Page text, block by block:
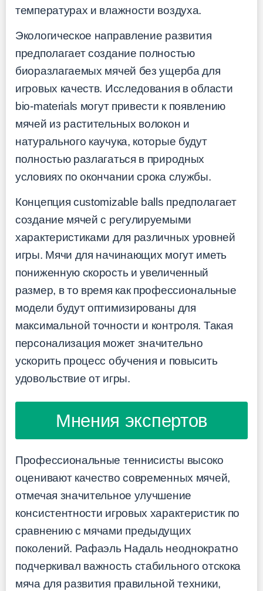
температурах и влажности воздуха.
Экологическое направление развития
предполагает создание полностью
биоразлагаемых мячей без ущерба для
игровых качеств. Исследования в области
bio-materials могут привести к появлению
мячей из растительных волокон и
натурального каучука, которые будут
полностью разлагаться в природных
условиях по окончании срока службы.
Концепция customizable balls предполагает
создание мячей с регулируемыми
характеристиками для различных уровней
игры. Мячи для начинающих могут иметь
пониженную скорость и увеличенный
размер, в то время как профессиональные
модели будут оптимизированы для
максимальной точности и контроля. Такая
персонализация может значительно
ускорить процесс обучения и повысить
удовольствие от игры.
Мнения экспертов
Профессиональные теннисисты высоко
оценивают качество современных мячей,
отмечая значительное улучшение
консистентности игровых характеристик по
сравнению с мячами предыдущих
поколений. Рафаэль Надаль неоднократно
подчеркивал важность стабильного отскока
мяча для развития правильной техники,